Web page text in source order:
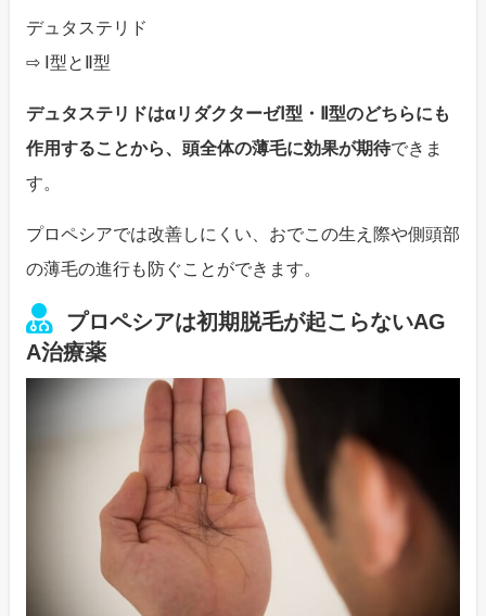
デュタステリド
⇨ Ⅰ型とⅡ型
デュタステリドはαリダクターゼⅠ型・Ⅱ型のどちらにも
作用することから、頭全体の薄毛に効果が期待できま
す。
プロペシアでは改善しにくい、おでこの生え際や側頭部
の薄毛の進行も防ぐことができます。
プロペシアは初期脱毛が起こらないAG
A治療薬